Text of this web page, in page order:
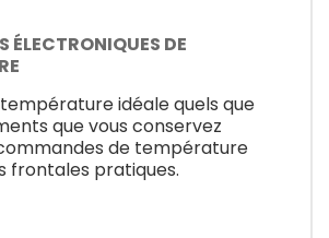
ÉLECTRONIQUES DE
idéale quels que
que vous conservez
de température
frontales pratiques.